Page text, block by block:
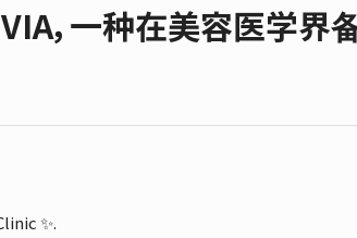
，一种在美容医学界
✨.